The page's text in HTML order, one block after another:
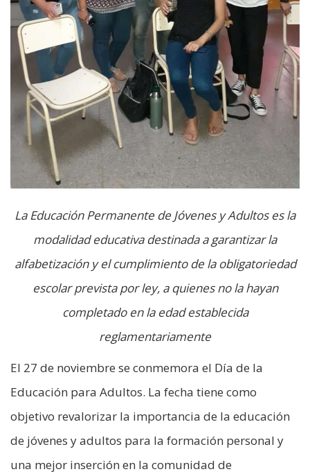
La Educación Permanente de Jóvenes y Adultos es la
modalidad educativa destinada a garantizar la
alfabetización y el cumplimiento de la obligatoriedad
escolar prevista por ley, a quienes no la hayan
completado en la edad establecida
reglamentariamente
El 27 de noviembre se conmemora el Día de la
Educación para Adultos. La fecha tiene como
objetivo revalorizar la importancia de la educación
de jóvenes y adultos para la formación personal y
una mejor inserción en la comunidad de